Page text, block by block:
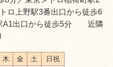
ロ上野駅3番出口から徒歩6
A1出口から徒歩5分 近隣
木 金 土 日祝